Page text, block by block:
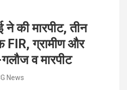
की मारपीट, तीन
FIR, ग्रामीण और
व मारपीट
News